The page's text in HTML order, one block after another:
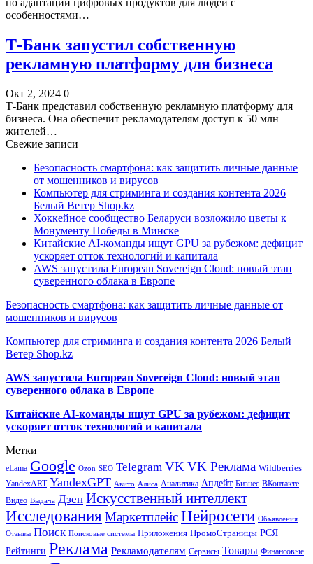
особенностями…
Т-Банк запустил собственную
рекламную платформу для бизнеса
Окт 2, 2024 0
Т-Банк представил собственную рекламную платформу для
бизнеса. Она обеспечит рекламодателям доступ к 50 млн
жителей…
Свежие записи
Безопасность смартфона: как защитить личные данные
от мошенников и вирусов
Компьютер для стриминга и создания контента 2026
Белый Ветер Shop.kz
Хоккейное сообщество Беларуси возложило цветы к
Монументу Победы в Минске
Китайские AI-команды ищут GPU за рубежом: дефицит
ускоряет отток технологий и капитала
AWS запустила European Sovereign Cloud: новый этап
суверенного облака в Европе
Безопасность смартфона: как защитить личные данные от
мошенников и вирусов
Компьютер для стриминга и создания контента 2026 Белый
Ветер Shop.kz
AWS запустила European Sovereign Cloud: новый этап
суверенного облака в Европе
Китайские AI-команды ищут GPU за рубежом: дефицит
ускоряет отток технологий и капитала
Метки
eLama Google Ozon SEO Telegram VK VK Реклама Wildberries
YandexART YandexGPT Авито Алиса Аналитика Апдейт Бизнес ВКонтакте
Видео Выдача Дзен Искусственный интеллект
Исследования МаркетплейсНейросети Объявления
Отзывы Поиск Поисковые системы Приложения ПромоСтраницы РСЯ
Рейтинги Реклама Рекламодателям Сервисы Товары Финансовые